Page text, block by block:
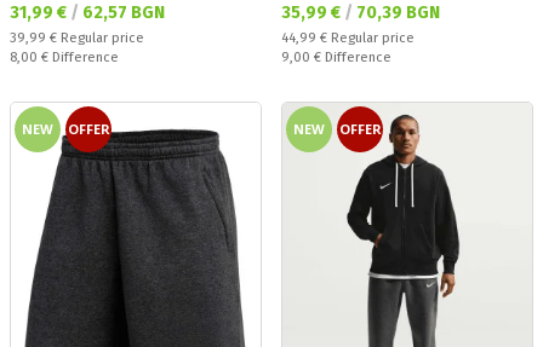
Текуща цена:
31,99 € / 62,57 BGN
Regular price:
39,99 € Regular price
Спестявате:
8,00 € Difference
Текуща цена:
35,99 € / 70,39 BGN
Regular price:
44,99 € Regular price
Спестявате:
9,00 € Difference
NEW OFFER NEW OFFER